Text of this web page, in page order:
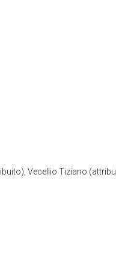
Vecellio Tiziano